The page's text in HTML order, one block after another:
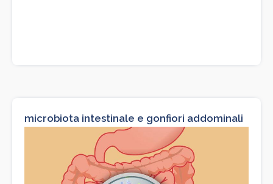
microbiota intestinale e gonfiori addominali